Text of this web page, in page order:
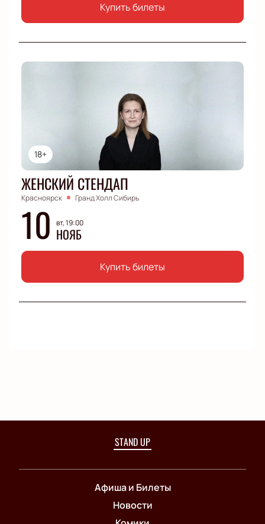
Купить билеты
18+
ЖЕНСКИЙ СТЕНДАП
Красноярск Гранд Холл Сибирь
10 вт, 19:00
НОЯБ
Купить билеты
STAND UP
Афиша и Билеты
Новости